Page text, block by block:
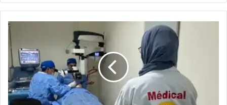
La
Mohammed
V
pour
la
solidarité
lance